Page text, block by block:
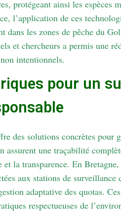
protégeant ainsi les espèces
l’application de ces
dans les zones de pêche du
et chercheurs a permis une
intentionnels.
pour un
des solutions concrètes pour
assurent une traçabilité
la transparence. En
aux stations de surveillance
adaptative des quotas.
respectueuses de